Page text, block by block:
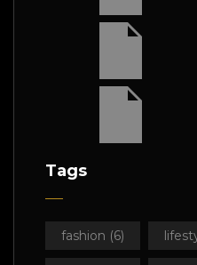
Tags
fashion (6)